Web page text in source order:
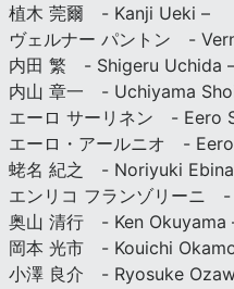
植木 莞爾 - Kanji Ueki –
ヴェルナー パントン -
内田 繁 - Shigeru Uchida
内山 章一 - Uchiyama
エーロ サーリネン - Eero
エーロ・アールニオ -
蛯名 紀之 - Noriyuki
エンリコ フランゾリーニ
奥山 清行 - Ken Okuyama
岡本 光市 - Kouichi
小澤 良介 - Ryosuke